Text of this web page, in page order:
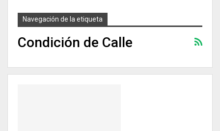
Navegación de la etiqueta
Condición de Calle